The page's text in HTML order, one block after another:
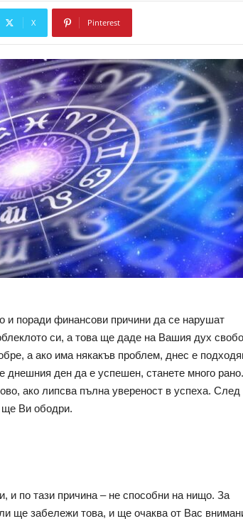
X Pinterest
и поради финансови причини да се нарушат
си, а това ще даде на Вашия дух
а ако има някакъв проблем, днес е
днешния ден да е успешен, станете много
ако липсва пълна увереност в успеха. След
ще Ви ободри.
и по тази причина – не способни на нищо. За
ще забележи това, и ще очаква от Вас